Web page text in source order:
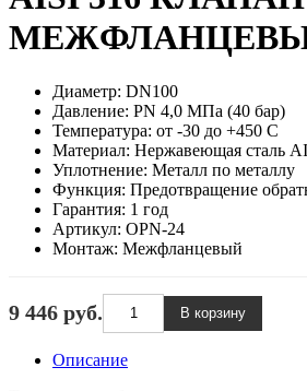
Диаметр: DN100
Давление: PN 4,0 МПа (40 бар)
Температура: от -30 до +450 С
Материал: Нержавеющая сталь
Уплотнение: Металл по металлу
Функция: Предотвращение
Гарантия: 1 год
Артикул: OPN-24
Монтаж: Межфланцевый
9 446 руб.
Описание